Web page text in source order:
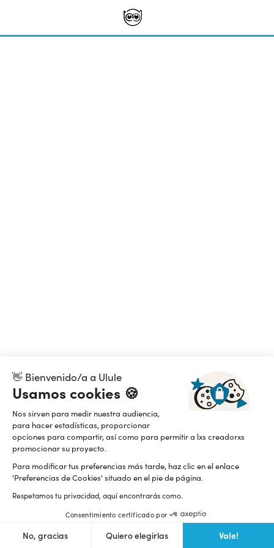
👋 Bienvenido/a a Ulule
Usamos cookies 🍪
Nos sirven para medir nuestra audiencia,
para hacer estadísticas, proporcionar
opciones para compartir, así como para permitir a lxs creadorxs
promocionar su proyecto.
Para modificar tus preferencias más tarde, haz clic en el enlace
'Preferencias de Cookies' situado en el pie de página.
Respetamos tu privacidad, aquí encontrarás como.
Consentimiento certificado por
No, gracias Quiero elegirlas Vale!